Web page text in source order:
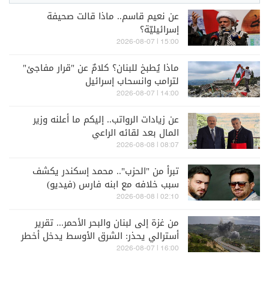
عن نعيم قاسم.. ماذا قالت صحيفة
إسرائيليّة؟
15:00 | 2026-08-07
ماذا يُطبخ للبنان؟ كلامٌ عن "قرار مفاجئ"
لترامب وانسحاب إسرائيل
14:00 | 2026-08-07
عن زيادات الرواتب.. إليكم ما أعلنه وزير
المال بعد لقائه الراعي
08:07 | 2026-08-08
تبرأ من "الحزب".. محمد إسكندر يكشف
سبب خلافه مع ابنه فارس (فيديو)
02:10 | 2026-08-08
من غزة إلى لبنان والبحر الأحمر... تقرير
أسترالي يحذر: الشرق الأوسط يدخل أخطر
مراحله
16:00 | 2026-08-07